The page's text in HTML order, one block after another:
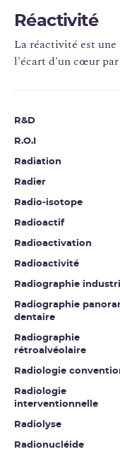
Réactivité
La réactivité est
l'écart d'un cœur
R&D
R.O.I
Radiation
Radier
Radio-isotope
Radioactif
Radioactivation
Radioactivité
Radiographie
Radiographie
dentaire
Radiographie
rétroalvéolaire
Radiologie
Radiologie
interventionnelle
Radiolyse
Radionucléide